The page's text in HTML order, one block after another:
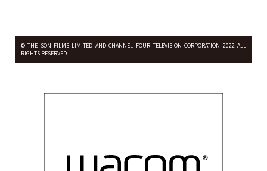
© THE SON FILMS LIMITED AND CHANNEL FOUR TELEVISION CORPORATION 2022 ALL
RIGHTS RESERVED.